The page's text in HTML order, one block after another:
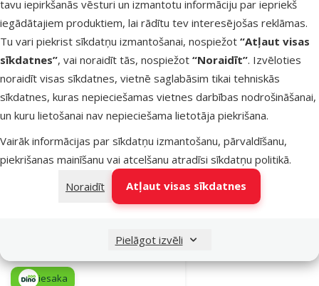
tavu iepirkšanās vēsturi un izmantotu informāciju par iepriekš
iegādātajiem produktiem, lai rādītu tev interesējošas reklāmas.
Tu vari piekrist sīkdatņu izmantošanai, nospiežot “Atļaut visas
sīkdatnes”, vai noraidīt tās, nospiežot “Noraidīt”. Izvēloties
noraidīt visas sīkdatnes, vietnē saglabāsim tikai tehniskās
sīkdatnes, kuras nepieciešamas vietnes darbības nodrošināšanai,
un kuru lietošanai nav nepieciešama lietotāja piekrišana.
Vairāk informācijas par sīkdatņu izmantošanu, pārvaldīšanu,
piekrišanas mainīšanu vai atcelšanu atradīsi sīkdatņu politikā.
Noraidīt
Atļaut visas sīkdatnes
Pielāgot izvēli
iesaka
Noliktavā Pievienot grozam
barošanai –
Repti Planet
Stainless
tweezers, 25
Atsauksmes 0%
Cena
5,99 €
iesaka